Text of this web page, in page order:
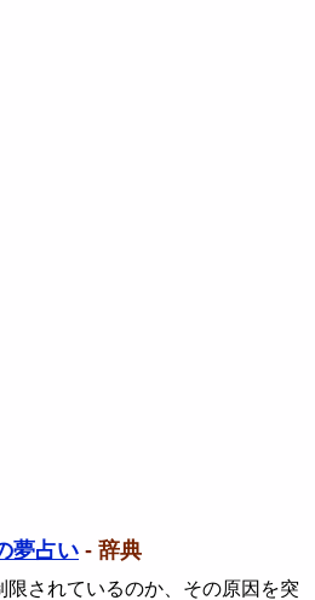
夢占い - 辞典
限されているのか、その原因を突